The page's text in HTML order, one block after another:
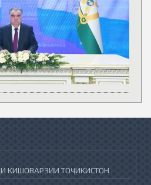
КИШОВАРЗИИ ТОҶИКИСТОН